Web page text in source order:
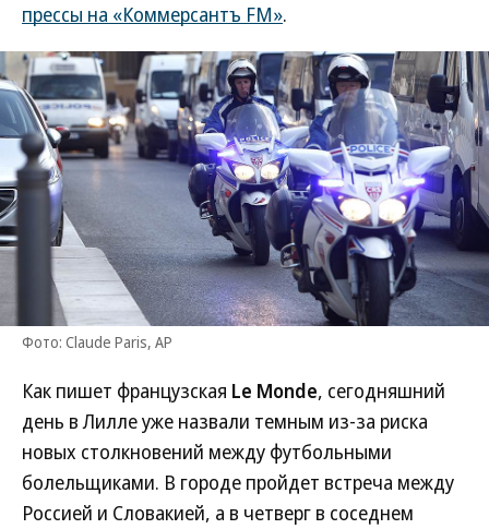
прессы на «Коммерсантъ FM».
Фото: Claude Paris, AP
Как пишет французская Le Monde, сегодняшний
день в Лилле уже назвали темным из-за риска
новых столкновений между футбольными
болельщиками. В городе пройдет встреча между
Россией и Словакией, а в четверг в соседнем